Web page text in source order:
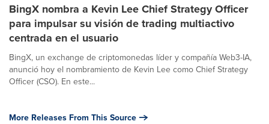
BingX nombra a Kevin Lee Chief Strategy Officer
para impulsar su visión de trading multiactivo
centrada en el usuario
BingX, un exchange de criptomonedas líder y compañía Web3-IA,
anunció hoy el nombramiento de Kevin Lee como Chief Strategy
Officer (CSO). En este...
More Releases From This Source